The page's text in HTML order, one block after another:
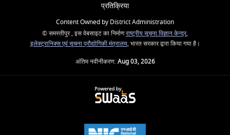
प्रतिक्रिया
Content Owned by District Administration
© समस्तीपुर , इस वेबसाइट का निर्माणराष्ट्रीय सूचना विज्ञान केन्द्र,
इलेक्ट्रानिक्स एवं सूचना प्रौद्योगिकी मंत्रालय, भारत सरकार द्वारा किया गया है।
अंतिम नवीनीकरण: Aug 03, 2026